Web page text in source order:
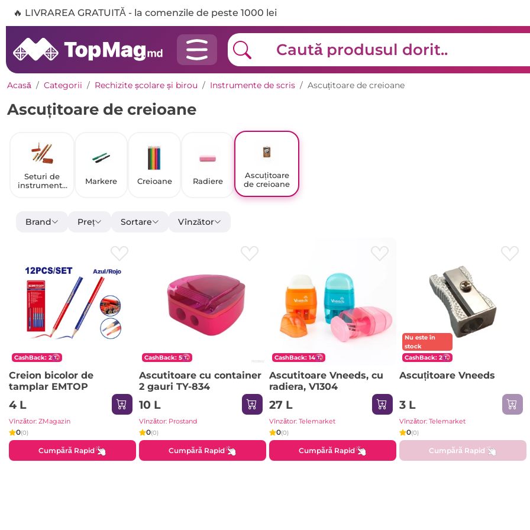
🔥 LIVRAREA GRATUITĂ - la comenzile de peste 1000 lei
Acasă Categorii Rechizite școlare și birou Instrumente de scris Ascuțitoare de creioane
Ascuțitoare de creioane
Seturi de
instrumente
Markere Creioane Radiere
Ascuțitoare
de creioane
Brand Preț Sortare Vînzător
CashBack: 2
Creion bicolor de
tamplar EMTOP
4 L
Vînzător: ZMagazin
0(0)
Cumpără Rapid
CashBack: 5
Ascutitoare cu container
2 gauri TY-834
10 L
Vînzător: Prostand
0(0)
Cumpără Rapid
CashBack: 14
Ascutitoare Vneeds, cu
radiera, V1304
27 L
Vînzător: Telemarket
0(0)
Cumpără Rapid
Nu este în
stock
CashBack: 2
Ascuțitoare Vneeds
3 L
Vînzător: Telemarket
0(0)
Cumpără Rapid